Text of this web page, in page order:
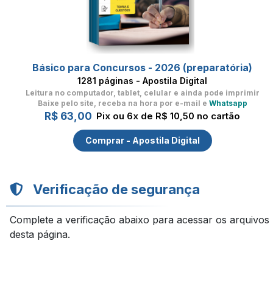
Básico para Concursos - 2026 (preparatória)
1281 páginas - Apostila Digital
Leitura no computador, tablet, celular e ainda pode imprimir
Baixe pelo site, receba na hora por e-mail e Whatsapp
R$ 63,00 Pix ou 6x de R$ 10,50 no cartão
Comprar - Apostila Digital
Verificação de segurança
Complete a verificação abaixo para acessar os arquivos
desta página.